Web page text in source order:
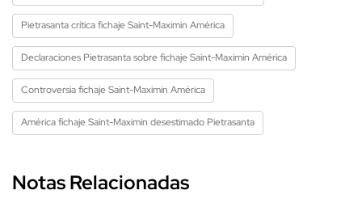
Pietrasanta crítica fichaje Saint-Maximin América
Declaraciones Pietrasanta sobre fichaje Saint-Maximin América
Controversia fichaje Saint-Maximin América
América fichaje Saint-Maximin desestimado Pietrasanta
Notas Relacionadas